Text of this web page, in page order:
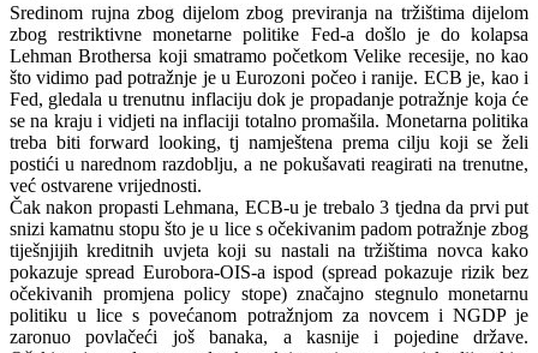
Sredinom rujna zbog dijelom zbog previranja na tržištima dijelom
zbog restriktivne monetarne politike Fed-a došlo je do kolapsa
Lehman Brothersa koji smatramo početkom Velike recesije, no kao
što vidimo pad potražnje je u Eurozoni počeo i ranije. ECB je, kao i
Fed, gledala u trenutnu inflaciju dok je propadanje potražnje koja će
se na kraju i vidjeti na inflaciji totalno promašila. Monetarna politika
treba biti forward looking, tj namještena prema cilju koji se želi
postići u narednom razdoblju, a ne pokušavati reagirati na trenutne,
već ostvarene vrijednosti.
Čak nakon propasti Lehmana, ECB-u je trebalo 3 tjedna da prvi put
snizi kamatnu stopu što je u lice s očekivanim padom potražnje zbog
tiješnjijih kreditnih uvjeta koji su nastali na tržištima novca kako
pokazuje spread Eurobora-OIS-a ispod (spread pokazuje rizik bez
očekivanih promjena policy stope) značajno stegnulo monetarnu
politiku u lice s povećanom potražnjom za novcem i NGDP je
zaronuo povlačeći još banaka, a kasnije i pojedine države.